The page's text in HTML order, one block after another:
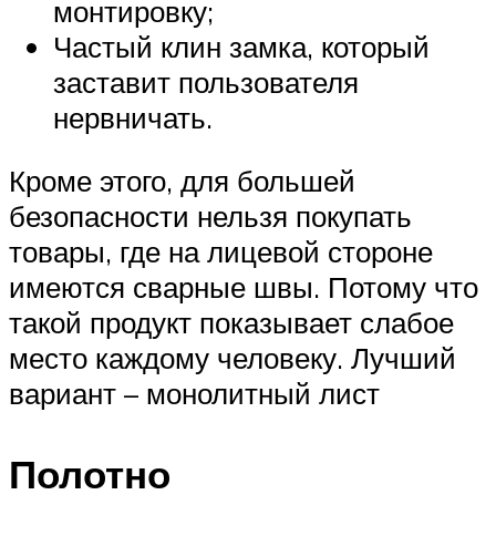
монтировку;
Частый клин замка, который
заставит пользователя
нервничать.
Кроме этого, для большей
безопасности нельзя покупать
товары, где на лицевой стороне
имеются сварные швы. Потому что
такой продукт показывает слабое
место каждому человеку. Лучший
вариант – монолитный лист
Полотно